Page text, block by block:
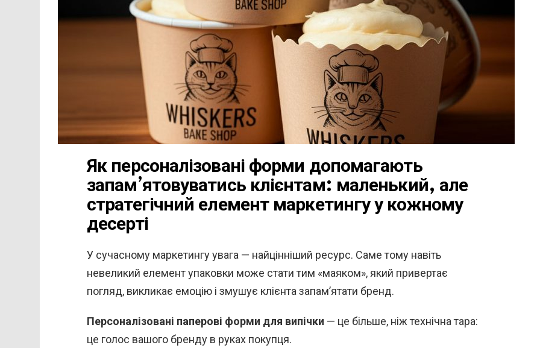
Як персоналізовані форми допомагають
запам’ятовуватись клієнтам: маленький, але
стратегічний елемент маркетингу у кожному
десерті
У сучасному маркетингу увага — найцінніший ресурс. Саме тому навіть
невеликий елемент упаковки може стати тим «маяком», який привертає
погляд, викликає емоцію і змушує клієнта запам’ятати бренд.
Персоналізовані паперові форми для випічки — це більше, ніж технічна тара:
це голос вашого бренду в руках покупця.